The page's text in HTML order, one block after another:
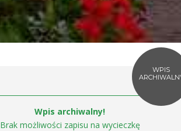
WPIS
Wpis archiwalny!
Brak możliwości zapisu na wycieczkę